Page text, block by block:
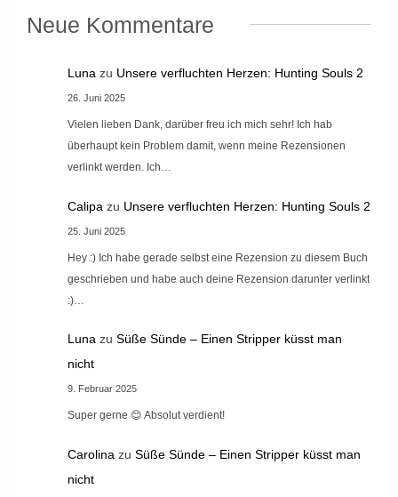
Neue Kommentare
Luna zu Unsere verfluchten Herzen: Hunting Souls 2
26. Juni 2025
Vielen lieben Dank, darüber freu ich mich sehr! Ich hab
überhaupt kein Problem damit, wenn meine Rezensionen
verlinkt werden. Ich…
Calipa zu Unsere verfluchten Herzen: Hunting Souls 2
25. Juni 2025
Hey :) Ich habe gerade selbst eine Rezension zu diesem Buch
geschrieben und habe auch deine Rezension darunter verlinkt
:)…
Luna zu Süße Sünde – Einen Stripper küsst man
nicht
9. Februar 2025
Super gerne 😊 Absolut verdient!
Carolina zu Süße Sünde – Einen Stripper küsst man
nicht